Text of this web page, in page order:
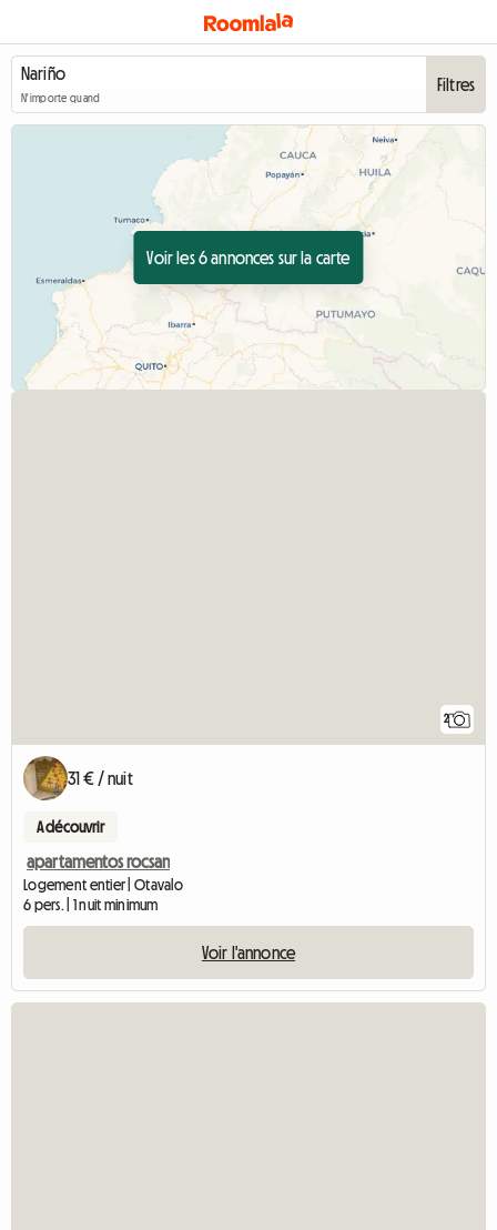
N'importe quand
Filtres
Voir les 6 annonces sur la carte
2
31 € / nuit
A découvrir
apartamentos rocsan
Logement entier | Otavalo
6 pers. | 1 nuit minimum
Voir l'annonce